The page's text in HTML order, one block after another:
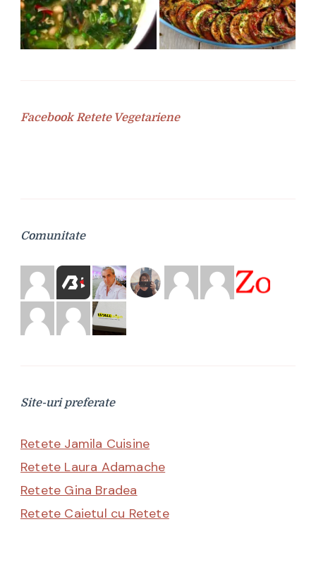
Facebook Retete Vegetariene
Comunitate
Site-uri preferate
Retete Jamila Cuisine
Retete Laura Adamache
Retete Gina Bradea
Retete Caietul cu Retete